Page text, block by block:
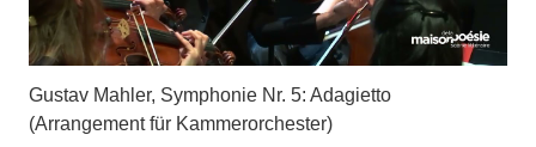
Gustav Mahler, Symphonie Nr. 5: Adagietto
(Arrangement für Kammerorchester)